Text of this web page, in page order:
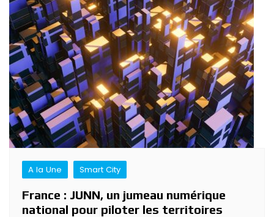
A la Une Smart City
France : JUNN, un jumeau numérique
national pour piloter les territoires